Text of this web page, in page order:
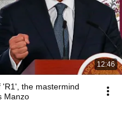
12:46
the mastermind
Manzo